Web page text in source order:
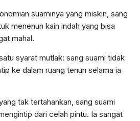
suaminya yang miskin, sang
menenun kain indah yang bisa
mahal.
syarat mutlak: sang suami tidak
ke dalam ruang tenun selama ia
tak tertahankan, sang suami
dari celah pintu. Ia sangat